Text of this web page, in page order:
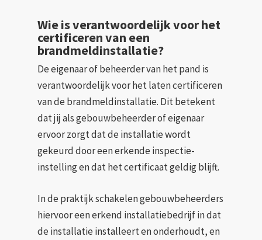
Wie is verantwoordelijk voor het
certificeren van een
brandmeldinstallatie?
De eigenaar of beheerder van het pand is
verantwoordelijk voor het laten certificeren
van de brandmeldinstallatie. Dit betekent
dat jij als gebouwbeheerder of eigenaar
ervoor zorgt dat de installatie wordt
gekeurd door een erkende inspectie-
instelling en dat het certificaat geldig blijft.
In de praktijk schakelen gebouwbeheerders
hiervoor een erkend installatiebedrijf in dat
de installatie installeert en onderhoudt, en